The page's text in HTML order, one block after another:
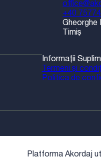
+40
Gheorghe
Timiș
Informații
Termeni și condiții
Politica de
Platforma Akordaj